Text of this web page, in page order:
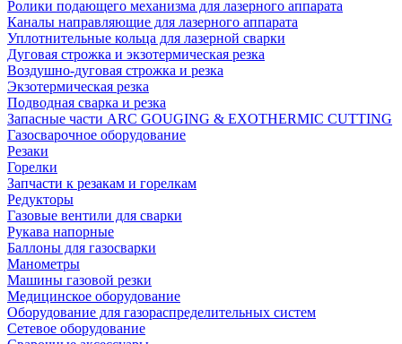
Ролики подающего механизма для лазерного аппарата
Каналы направляющие для лазерного аппарата
Уплотнительные кольца для лазерной сварки
Дуговая строжка и экзотермическая резка
Воздушно-дуговая строжка и резка
Экзотермическая резка
Подводная сварка и резка
Запасные части ARC GOUGING & EXOTHERMIC CUTTING
Газосварочное оборудование
Резаки
Горелки
Запчасти к резакам и горелкам
Редукторы
Газовые вентили для сварки
Рукава напорные
Баллоны для газосварки
Манометры
Машины газовой резки
Медицинское оборудование
Оборудование для газораспределительных систем
Сетевое оборудование